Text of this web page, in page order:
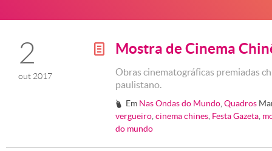
2
out 2017
g Mostra de Cinema
Obras cinematográficas premiadas
paulistano.
# Em Nas Ondas do Mundo ,Quadros
vergueiro cinema chines Festa Gazeta
do mundo